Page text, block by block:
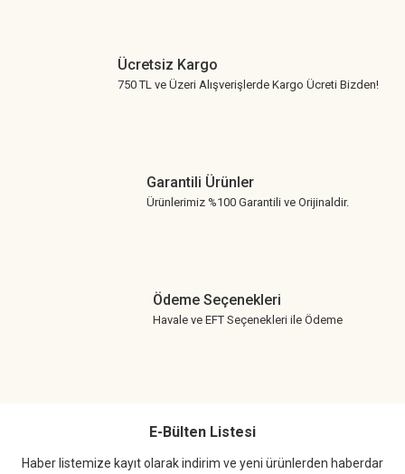
Ücretsiz Kargo
750 TL ve Üzeri Alışverişlerde Kargo Ücreti Bizden!
Garantili Ürünler
Ürünlerimiz %100 Garantili ve Orijinaldir.
Ödeme Seçenekleri
Havale ve EFT Seçenekleri ile Ödeme
E-Bülten Listesi
Haber listemize kayıt olarak indirim ve yeni ürünlerden haberdar